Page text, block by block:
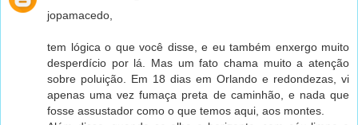
jopamacedo,
tem lógica o que você disse, e eu também enxergo muito
desperdício por lá. Mas um fato chama muito a atenção
sobre poluição. Em 18 dias em Orlando e redondezas, vi
apenas uma vez fumaça preta de caminhão, e nada que
fosse assustador como o que temos aqui, aos montes.